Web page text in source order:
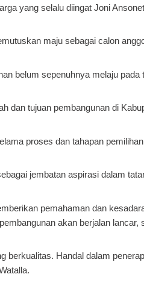
yang selalu diingat Joni
maju sebagai calon
belum sepenuhnya melaju pada
dan tujuan pembangunan di
proses dan tahapan
jembatan aspirasi dalam
pemahaman dan
akan berjalan lancar,
berkualitas. Handal dalam